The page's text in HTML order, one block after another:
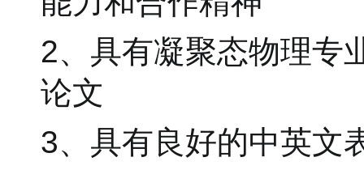
2、具有凝聚态物理专
论文
3、具有良好的中英文